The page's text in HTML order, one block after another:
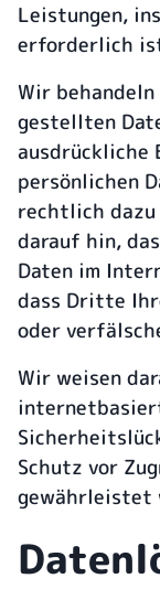
Leistungen,
erforderlich
Wir
gestellten
ausdrückliche
persönlichen
rechtlich
darauf hin,
Daten im
dass Dritte
oder
Wir weisen
Schutz vor
gewährleistet